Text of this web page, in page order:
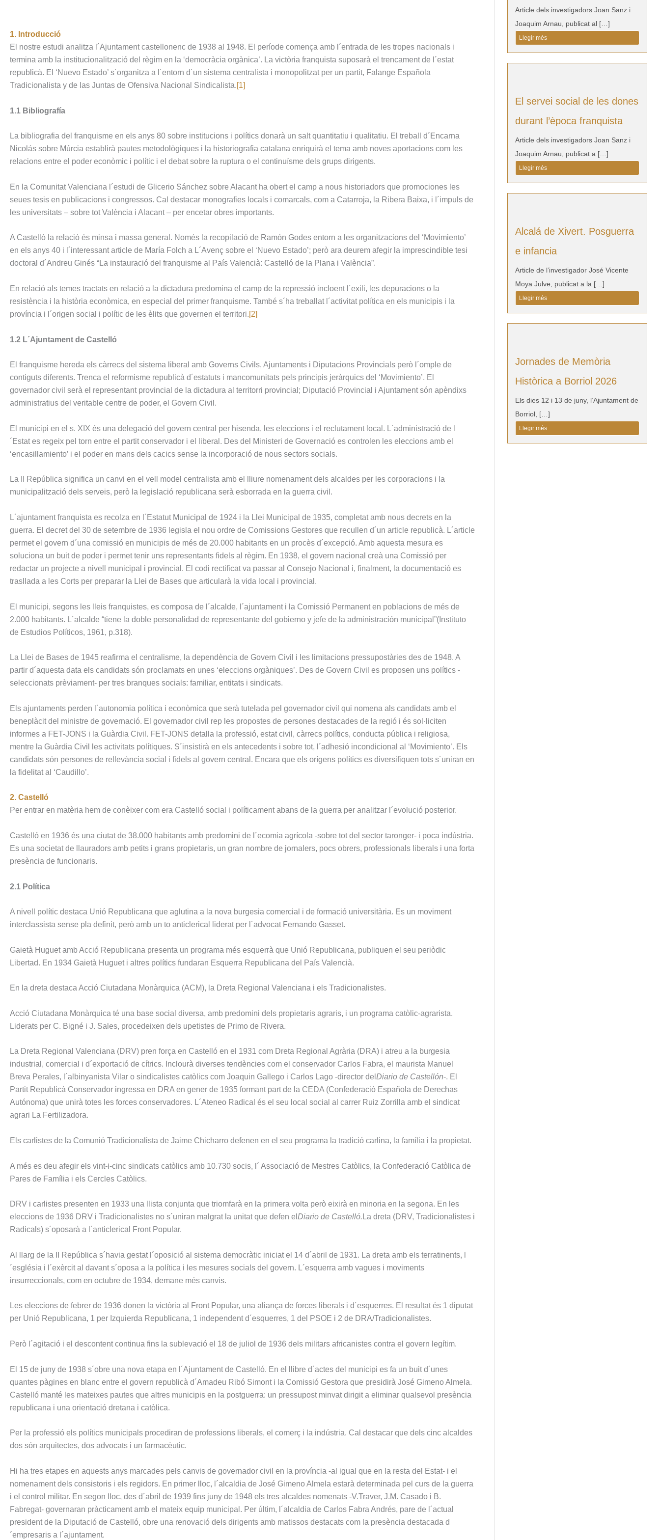
1. Introducció
El nostre estudi analitza l´Ajuntament castellonenc de 1938 al 1948. El període comença amb l´entrada de les tropes nacionals i
termina amb la institucionalització del règim en la ‘democràcia orgànica’. La victòria franquista suposarà el trencament de l´estat
republicà. El ‘Nuevo Estado’ s´organitza a l´entorn d´un sistema centralista i monopolitzat per un partit, Falange Española
Tradicionalista y de las Juntas de Ofensiva Nacional Sindicalista.[1]
1.1 Bibliografía
La bibliografia del franquisme en els anys 80 sobre institucions i polítics donarà un salt quantitatiu i qualitatiu. El treball d´Encarna
Nicolás sobre Múrcia establirà pautes metodològiques i la historiografia catalana enriquirà el tema amb noves aportacions com les
relacions entre el poder econòmic i polític i el debat sobre la ruptura o el continuïsme dels grups dirigents.
En la Comunitat Valenciana l´estudi de Glicerio Sánchez sobre Alacant ha obert el camp a nous historiadors que promociones les
seues tesis en publicacions i congressos. Cal destacar monografies locals i comarcals, com a Catarroja, la Ribera Baixa, i l´impuls de
les universitats – sobre tot València i Alacant – per encetar obres importants.
A Castelló la relació és minsa i massa general. Només la recopilació de Ramón Godes entorn a les organitzacions del ‘Movimiento’
en els anys 40 i l´interessant article de María Folch a L´Avenç sobre el ‘Nuevo Estado’; però ara deurem afegir la imprescindible tesi
doctoral d´Andreu Ginés “La instauració del franquisme al País Valencià: Castelló de la Plana i València”.
En relació als temes tractats en relació a la dictadura predomina el camp de la repressió incloent l´exili, les depuracions o la
resistència i la història econòmica, en especial del primer franquisme. També s´ha treballat l´activitat política en els municipis i la
província i l´origen social i polític de les èlits que governen el territori.[2]
1.2 L´Ajuntament de Castelló
El franquisme hereda els càrrecs del sistema liberal amb Governs Civils, Ajuntaments i Diputacions Provincials però l´omple de
contiguts diferents. Trenca el reformisme republicà d´estatuts i mancomunitats pels principis jeràrquics del ‘Movimiento’. El
governador civil serà el representant provincial de la dictadura al territorri provincial; Diputació Provincial i Ajuntament són apèndixs
administratius del veritable centre de poder, el Govern Civil.
El municipi en el s. XIX és una delegació del govern central per hisenda, les eleccions i el reclutament local. L´administració de l
´Estat es regeix pel torn entre el partit conservador i el liberal. Des del Ministeri de Governació es controlen les eleccions amb el
‘encasillamiento’ i el poder en mans dels cacics sense la incorporació de nous sectors socials.
La II República significa un canvi en el vell model centralista amb el lliure nomenament dels alcaldes per les corporacions i la
municipalització dels serveis, però la legislació republicana serà esborrada en la guerra civil.
L´ajuntament franquista es recolza en l´Estatut Municipal de 1924 i la Llei Municipal de 1935, completat amb nous decrets en la
guerra. El decret del 30 de setembre de 1936 legisla el nou ordre de Comissions Gestores que recullen d´un article republicà. L´article
permet el govern d´una comissió en municipis de més de 20.000 habitants en un procès d´excepció. Amb aquesta mesura es
soluciona un buit de poder i permet tenir uns representants fidels al règim. En 1938, el govern nacional creà una Comissió per
redactar un projecte a nivell municipal i provincial. El codi rectificat va passar al Consejo Nacional i, finalment, la documentació es
trasllada a les Corts per preparar la Llei de Bases que articularà la vida local i provincial.
El municipi, segons les lleis franquistes, es composa de l´alcalde, l´ajuntament i la Comissió Permanent en poblacions de més de
2.000 habitants. L´alcalde “tiene la doble personalidad de representante del gobierno y jefe de la administración municipal”(Instituto
de Estudios Políticos, 1961, p.318).
La Llei de Bases de 1945 reafirma el centralisme, la dependència de Govern Civil i les limitacions pressupostàries des de 1948. A
partir d´aquesta data els candidats són proclamats en unes ‘eleccions orgàniques’. Des de Govern Civil es proposen uns polítics -
seleccionats prèviament- per tres branques socials: familiar, entitats i sindicats.
Els ajuntaments perden l´autonomia política i econòmica que serà tutelada pel governador civil qui nomena als candidats amb el
beneplàcit del ministre de governació. El governador civil rep les propostes de persones destacades de la regió i és sol·liciten
informes a FET-JONS i la Guàrdia Civil. FET-JONS detalla la professió, estat civil, càrrecs polítics, conducta pública i religiosa,
mentre la Guàrdia Civil les activitats polítiques. S´insistirà en els antecedents i sobre tot, l´adhesió incondicional al ‘Movimiento’. Els
candidats són persones de rellevància social i fidels al govern central. Encara que els orígens polítics es diversifiquen tots s´uniran en
la fidelitat al ‘Caudillo’.
2. Castelló
Per entrar en matèria hem de conèixer com era Castelló social i políticament abans de la guerra per analitzar l´evolució posterior.
Castelló en 1936 és una ciutat de 38.000 habitants amb predomini de l´ecomia agrícola -sobre tot del sector taronger- i poca indústria.
Es una societat de llauradors amb petits i grans propietaris, un gran nombre de jornalers, pocs obrers, professionals liberals i una forta
presència de funcionaris.
2.1 Política
A nivell polític destaca Unió Republicana que aglutina a la nova burgesia comercial i de formació universitària. Es un moviment
interclassista sense pla definit, però amb un to anticlerical liderat per l´advocat Fernando Gasset.
Gaietà Huguet amb Acció Republicana presenta un programa més esquerrà que Unió Republicana, publiquen el seu periòdic
Libertad. En 1934 Gaietà Huguet i altres polítics fundaran Esquerra Republicana del País Valencià.
En la dreta destaca Acció Ciutadana Monàrquica (ACM), la Dreta Regional Valenciana i els Tradicionalistes.
Acció Ciutadana Monàrquica té una base social diversa, amb predomini dels propietaris agraris, i un programa catòlic-agrarista.
Liderats per C. Bigné i J. Sales, procedeixen dels upetistes de Primo de Rivera.
La Dreta Regional Valenciana (DRV) pren força en Castelló en el 1931 com Dreta Regional Agrària (DRA) i atreu a la burgesia
industrial, comercial i d´exportació de cítrics. Inclourà diverses tendències com el conservador Carlos Fabra, el maurista Manuel
Breva Perales, l´albinyanista Vilar o sindicalistes catòlics com Joaquin Gallego i Carlos Lago -director del Diario de Castellón-. El
Partit Republicà Conservador ingressa en DRA en gener de 1935 formant part de la CEDA (Confederació Española de Derechas
Autónoma) que unirà totes les forces conservadores. L´Ateneo Radical és el seu local social al carrer Ruiz Zorrilla amb el sindicat
agrari La Fertilizadora.
Els carlistes de la Comunió Tradicionalista de Jaime Chicharro defenen en el seu programa la tradició carlina, la família i la propietat.
A més es deu afegir els vint-i-cinc sindicats catòlics amb 10.730 socis, l´ Associació de Mestres Catòlics, la Confederació Catòlica de
Pares de Família i els Cercles Catòlics.
DRV i carlistes presenten en 1933 una llista conjunta que triomfarà en la primera volta però eixirà en minoria en la segona. En les
eleccions de 1936 DRV i Tradicionalistes no s´uniran malgrat la unitat que defen el Diario de Castelló. La dreta (DRV, Tradicionalistes i
Radicals) s´oposarà a l´anticlerical Front Popular.
Al llarg de la II República s´havia gestat l´oposició al sistema democràtic iniciat el 14 d´abril de 1931. La dreta amb els terratinents, l
´església i l´exèrcit al davant s´oposa a la política i les mesures socials del govern. L´esquerra amb vagues i moviments
insurreccionals, com en octubre de 1934, demane més canvis.
Les eleccions de febrer de 1936 donen la victòria al Front Popular, una aliança de forces liberals i d´esquerres. El resultat és 1 diputat
per Unió Republicana, 1 per Izquierda Republicana, 1 independent d´esquerres, 1 del PSOE i 2 de DRA/Tradicionalistes.
Però l´agitació i el descontent continua fins la sublevació el 18 de juliol de 1936 dels militars africanistes contra el govern legítim.
El 15 de juny de 1938 s´obre una nova etapa en l´Ajuntament de Castelló. En el llibre d´actes del municipi es fa un buit d´unes
quantes pàgines en blanc entre el govern republicà d´Amadeu Ribó Simont i la Comissió Gestora que presidirà José Gimeno Almela.
Castelló manté les mateixes pautes que altres municipis en la postguerra: un pressupost minvat dirigit a eliminar qualsevol presència
republicana i una orientació dretana i catòlica.
Per la professió els polítics municipals procediran de professions liberals, el comerç i la indústria. Cal destacar que dels cinc alcaldes
dos són arquitectes, dos advocats i un farmacèutic.
Hi ha tres etapes en aquests anys marcades pels canvis de governador civil en la província -al igual que en la resta del Estat- i el
nomenament dels consistoris i els regidors. En primer lloc, l´alcaldia de José Gimeno Almela estarà determinada pel curs de la guerra
i el control militar. En segon lloc, des d´abril de 1939 fins juny de 1948 els tres alcaldes nomenats -V.Traver, J.M. Casado i B.
Fabregat- governaran pràcticament amb el mateix equip municipal. Per últim, l´alcaldia de Carlos Fabra Andrés, pare de l´actual
president de la Diputació de Castelló, obre una renovació dels dirigents amb matissos destacats com la presència destacada d
´empresaris a l´ajuntament.
Article dels investigadors Joan Sanz i
Joaquim Arnau, publicat al […]
Llegir més
El servei social de les dones
durant l’època franquista
Article dels investigadors Joan Sanz i
Joaquim Arnau, publicat a […]
Llegir més
Alcalá de Xivert. Posguerra
e infancia
Article de l’investigador José Vicente
Moya Julve, publicat a la […]
Llegir més
Jornades de Memòria
Històrica a Borriol 2026
Els dies 12 i 13 de juny, l’Ajuntament de
Borriol, […]
Llegir més